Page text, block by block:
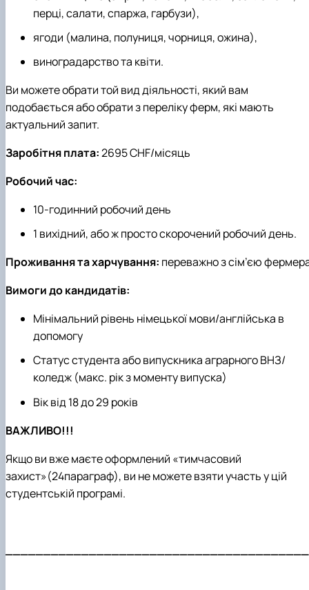
перці, салати, спаржа, гарбузи),
ягоди (малина, полуниця, чорниця, ожина),
виноградарство та квіти.
Ви можете обрати той вид діяльності, який вам
подобається або обрати з переліку ферм, які мають
актуальний запит.
Заробітня плата:2695 CHF/місяць
Робочий час:
10-годинний робочий день
1 вихідний, або ж просто скорочений робочий день.
Проживання та харчування: переважно з сім’єю
Вимоги до кандидатів:
Мінімальний рівень німецької мови/англійська в
допомогу
Статус студента або випускника аграрного ВНЗ/
коледж (макс. рік з моменту випуска)
Вік від 18 до 29 років
ВАЖЛИВО!!!
Якщо ви вже маєте оформлений «тимчасовий
захист»(24параграф), ви не можете взяти участь у цій
студентській програмі.